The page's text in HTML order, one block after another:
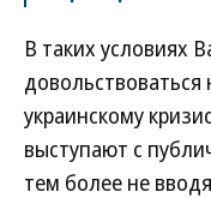
В таких условиях
украинскому
выступают с
тем более не